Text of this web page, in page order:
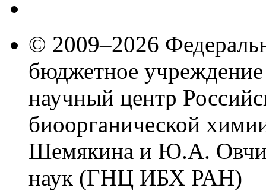
© 2009–2026
бюджетное
научный центр
биоорганической
Шемякина и Ю.А.
наук (ГНЦ ИБХ РАН)